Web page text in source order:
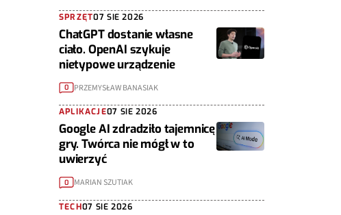
SPRZĘT07 SIE 2026
ChatGPT dostanie własne
ciało. OpenAI szykuje
nietypowe urządzenie
0 PRZEMYSŁAW BANASIAK
APLIKACJE07 SIE 2026
Google AI zdradziło tajemnicę
gry. Twórca nie mógł w to
uwierzyć
0 MARIAN SZUTIAK
TECH07 SIE 2026